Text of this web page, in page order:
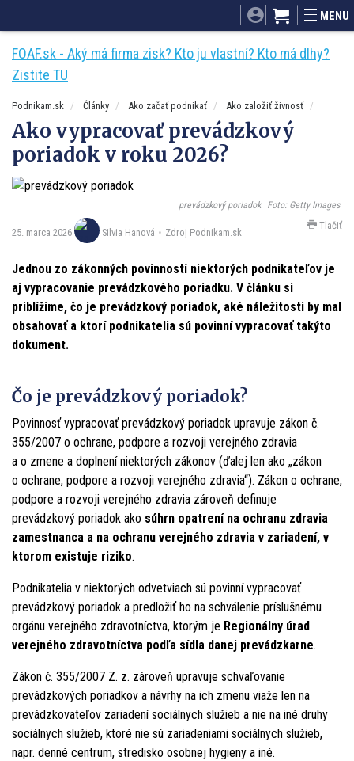
Mnamky-recepty.sk
Dobré rady a
MENU
FOAF.sk - Aký má firma zisk? Kto ju vlastní? Kto má dlhy?
Zistite TU
Podnikam.sk Články Ako začať podnikať Ako založiť živnosť
Ako vypracovať prevádzkový
poriadok v roku 2026?
prevádzkový poriadok Foto: Getty Images
25. marca 2026 Silvia Hanová Zdroj Podnikam.sk
Tlačiť
Jednou zo zákonných povinností niektorých podnikateľov je
aj vypracovanie prevádzkového poriadku. V článku si
priblížime, čo je prevádzkový poriadok, aké náležitosti by mal
obsahovať a ktorí podnikatelia sú povinní vypracovať takýto
dokument.
Čo je prevádzkový poriadok?
Povinnosť vypracovať prevádzkový poriadok upravuje zákon č.
355/2007 o ochrane, podpore a rozvoji verejného zdravia
a o zmene a doplnení niektorých zákonov (ďalej len ako „zákon
o ochrane, podpore a rozvoji verejného zdravia“). Zákon o ochrane,
podpore a rozvoji verejného zdravia zároveň definuje
prevádzkový poriadok ako súhrn opatrení na ochranu zdravia
zamestnanca a na ochranu verejného zdravia v zariadení, v
ktorom existuje riziko.
Podnikatelia v niektorých odvetviach sú povinní vypracovať
prevádzkový poriadok a predložiť ho na schválenie príslušnému
orgánu verejného zdravotníctva, ktorým je Regionálny úrad
verejného zdravotníctva podľa sídla danej prevádzkarne.
Zákon č. 355/2007 Z. z. zároveň upravuje schvaľovanie
prevádzkových poriadkov a návrhy na ich zmenu viaže len na
prevádzkovateľov zariadení sociálnych služieb a nie na iné druhy
sociálnych služieb, ktoré nie sú zariadeniami sociálnych služieb,
napr. denné centrum, stredisko osobnej hygieny a iné.